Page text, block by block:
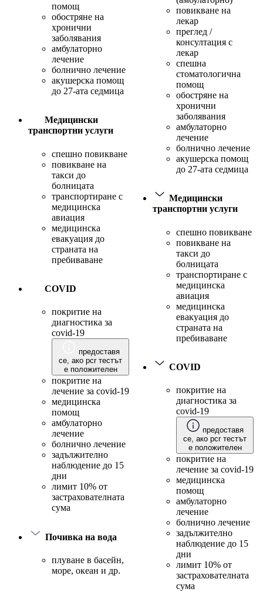
помощ
обостряне на
хронични
заболявания
амбулаторно
лечение
болнично лечение
акушерска помощ
до 27-ата седмица
Медицински
транспортни услуги
спешно повикване
повикване на
такси до
болницата
транспортиране с
медицинска
авиация
медицинска
евакуация до
страната на
пребиваване
COVID
покритие на
диагностика за
covid-19
предоставя
се, ако pcr тестът
е положителен
покритие на
лечение за covid-19
медицинска
помощ
амбулаторно
лечение
болнично лечение
задължително
наблюдение до 15
дни
лимит 10% от
застрахователната
сума
Почивка на вода
плуване в басейн,
море, океан и др.
повикване на
лекар
преглед /
консултация с
лекар
спешна
стоматологична
помощ
обостряне на
хронични
заболявания
амбулаторно
лечение
болнично лечение
акушерска помощ
до 27-ата седмица
Медицински
транспортни услуги
спешно повикване
повикване на
такси до
болницата
транспортиране с
медицинска
авиация
медицинска
евакуация до
страната на
пребиваване
COVID
покритие на
диагностика за
covid-19
предоставя
се, ако pcr тестът
е положителен
покритие на
лечение за covid-19
медицинска
помощ
амбулаторно
лечение
болнично лечение
задължително
наблюдение до 15
дни
лимит 10% от
застрахователната
сума